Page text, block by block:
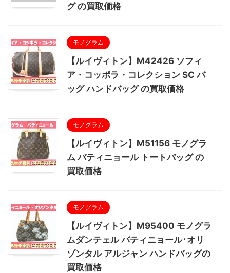
グ の買取価格
モノグラム
【ルイヴィトン】M42426 ソフィ
ア・コッポラ・コレクション SC バ
ッグ ハンドバッグ の買取価格
モノグラム
【ルイヴィトン】M51156 モノグラ
ム バティニョール トートバッグ の
買取価格
モノグラム
【ルイヴィトン】M95400 モノグラ
ムダンテェル バティニョール･オリ
ゾンタル アルジャン ハンドバッグの
買取価格